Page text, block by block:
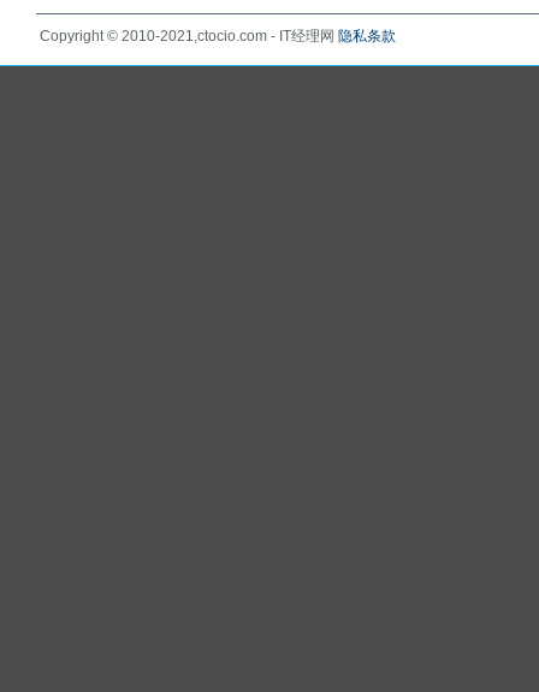
Copyright © 2010-2021,ctocio.com - IT经理网 隐私条款